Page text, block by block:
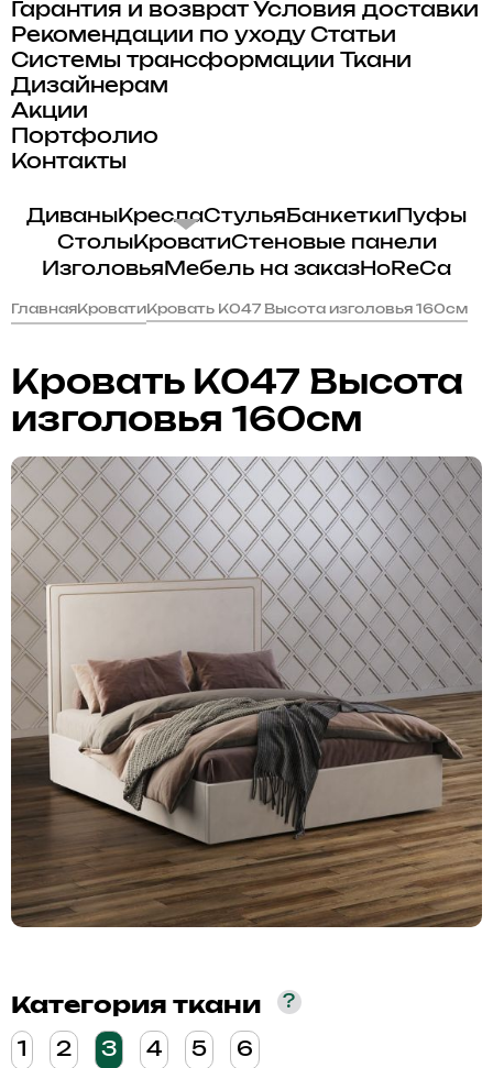
Гарантия и возврат Условия доставки
Рекомендации по уходу Статьи
Системы трансформации
Ткани
Дизайнерам
Акции
Портфолио
Контакты
ДиваныКреслаСтульяБанкеткиПуфы
СтолыКроватиСтеновые панели
Изголовья Мебель на заказHoReCa
ГлавнаяКроватиКровать K047 Высота изголовья 160см
Кровать K047 Высота
изголовья 160см
Категория ткани ?
1 2 3 4 5 6